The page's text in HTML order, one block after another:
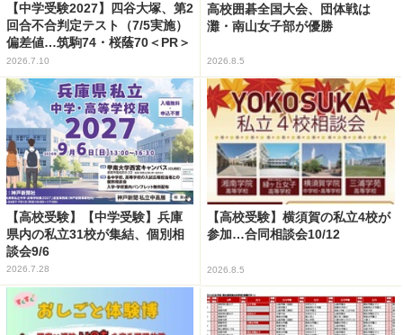
【中学受験2027】四谷大塚、第2
回合不合判定テスト（7/5実施）
偏差値…筑駒74・桜蔭70＜PR＞
2026.7.10
高校囲碁全国大会、団体戦は
灘・南山女子部が優勝
2026.8.5
【高校受験】【中学受験】兵庫
県内の私立31校が集結、個別相
談会9/6
2026.7.28
【高校受験】横須賀の私立4校が
参加…合同相談会10/12
2026.8.5